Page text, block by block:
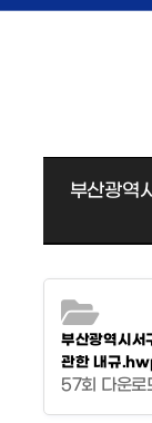
부산광역
부산광역시서
관한 내규
57회 다운